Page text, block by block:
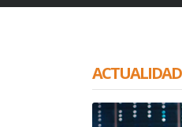
ACTUALIDAD